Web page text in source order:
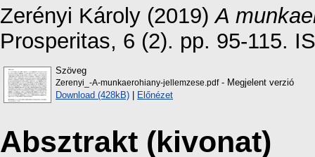
Zerényi Károly (2019)A
Prosperitas, 6 (2). pp. 95-115.
Szöveg
Zerenyi_-A-munkaerohiany-jellemzese.pdf- Megjelent verzió
Download (428kB) | Előnézet
Absztrakt (kivonat)